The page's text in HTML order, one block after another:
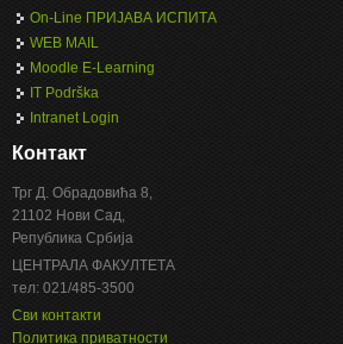
On-Line ПРИЈАВА ИСПИТА
WEB MAIL
Moodle E-Learning
IT Podrška
Intranet Login
Контакт
Трг Д. Обрадовића 8,
21102 Нови Сад,
Република Србија
ЦЕНТРАЛА ФАКУЛТЕТА
тел: 021/485-3500
Сви контакти
Политика приватности